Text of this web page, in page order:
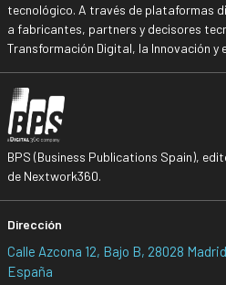
tecnológico. A través de plataformas
a fabricantes, partners y decisores
Transformación Digital, la Innovación y
BPS (Business Publications Spain),
de Nextwork360.
Dirección
Calle Azcona 12, Bajo B, 28028 Madrid
España